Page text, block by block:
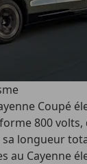
Coupé
800 volts,
longueur
au Cayenne